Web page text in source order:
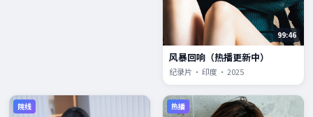
99:46
风暴回响（热播更新中）
纪录片 · 印度 · 2025
院线 热播